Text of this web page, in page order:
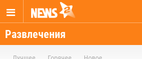
Развлечения